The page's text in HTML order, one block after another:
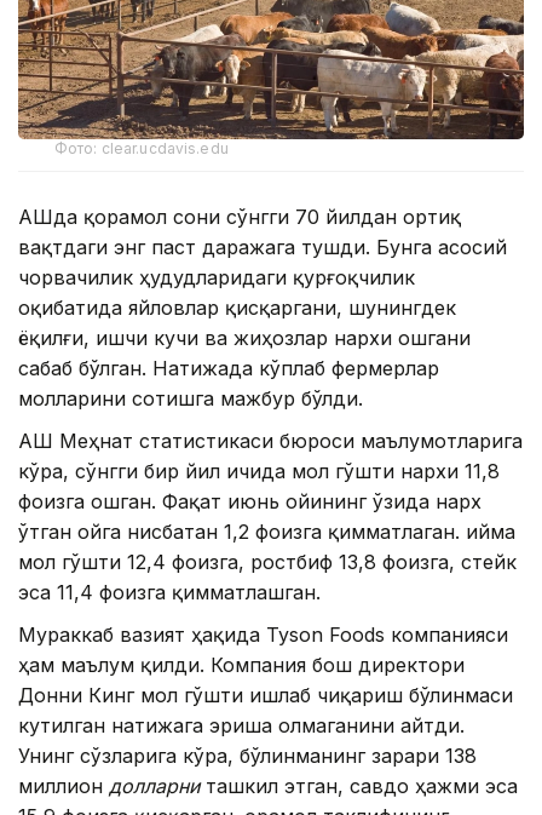
Фото: clear.ucdavis.edu
АҚШда қорамол сони сўнгги 70 йилдан ортиқ
вақтдаги энг паст даражага тушди. Бунга асосий
чорвачилик ҳудудларидаги қурғоқчилик
оқибатида яйловлар қисқаргани, шунингдек
ёқилғи, ишчи кучи ва жиҳозлар нархи ошгани
сабаб бўлган. Натижада кўплаб фермерлар
молларини сотишга мажбур бўлди.
АҚШ Меҳнат статистикаси бюроси маълумотларига
кўра, сўнгги бир йил ичида мол гўшти нархи 11,8
фоизга ошган. Фақат июнь ойининг ўзида нарх
ўтган ойга нисбатан 1,2 фоизга қимматлаган. Қийма
мол гўшти 12,4 фоизга, ростбиф 13,8 фоизга, стейк
эса 11,4 фоизга қимматлашган.
Мураккаб вазият ҳақида Tyson Foods компанияси
ҳам маълум қилди. Компания бош директори
Донни Кинг мол гўшти ишлаб чиқариш бўлинмаси
кутилган натижага эриша олмаганини айтди.
Унинг сўзларига кўра, бўлинманинг зарари 138
миллион долларни ташкил этган, савдо ҳажми эса